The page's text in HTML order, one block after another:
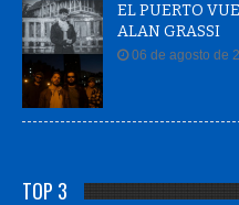
EL PUERTO
ALAN GRASSI
06 de agosto de
TOP 3